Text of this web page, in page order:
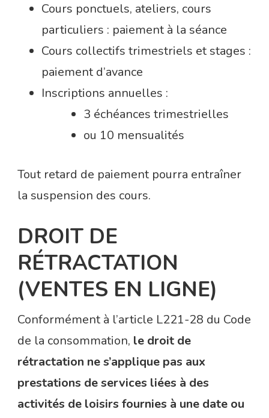
Cours ponctuels, ateliers, cours
particuliers : paiement à la séance
Cours collectifs trimestriels et stages :
paiement d’avance
Inscriptions annuelles :
3 échéances trimestrielles
ou 10 mensualités
Tout retard de paiement pourra entraîner
la suspension des cours.
DROIT DE
RÉTRACTATION
(VENTES EN LIGNE)
Conformément à l’article L221-28 du Code
de la consommation, le droit de
rétractation ne s’applique pas aux
prestations de services liées à des
activités de loisirs fournies à une date ou